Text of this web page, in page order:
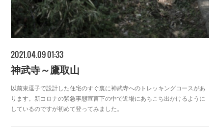
2021.04.09 01:33
神武寺～鷹取山
以前東逗子で設計した住宅のすぐ裏に神武寺へのトレッキングコースがあ
ります。新コロナの緊急事態宣言下の中で近場にあちこち出かけるように
しているのですが初めて登ってみました。